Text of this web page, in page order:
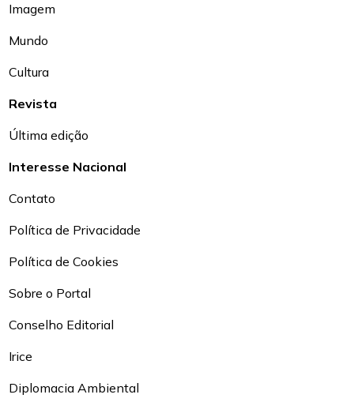
Imagem
Mundo
Cultura
Revista
Última edição
Interesse Nacional
Contato
Política de Privacidade
Política de Cookies
Sobre o Portal
Conselho Editorial
Irice
Diplomacia Ambiental